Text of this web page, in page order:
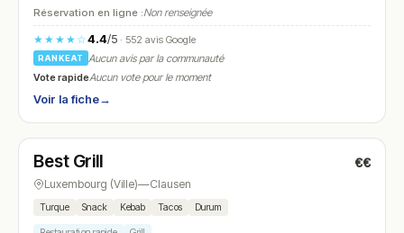
Réservation en ligne :Non renseignée
★★★★☆4.4/5· 552 avis Google
RANKEAT
Aucun avis par la communauté
Vote rapideAucun vote pour le moment
Voir la fiche→
N° 20
Best Grill €€
Luxembourg (Ville)—Clausen
Turque Snack Kebab Tacos Durum